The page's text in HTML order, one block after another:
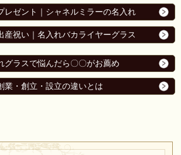
レゼント｜シャネルミラーの名入れ
産祝い｜名入れバカライヤーグラス
グラスで悩んだら〇〇がお薦め
業・創立・設立の違いとは